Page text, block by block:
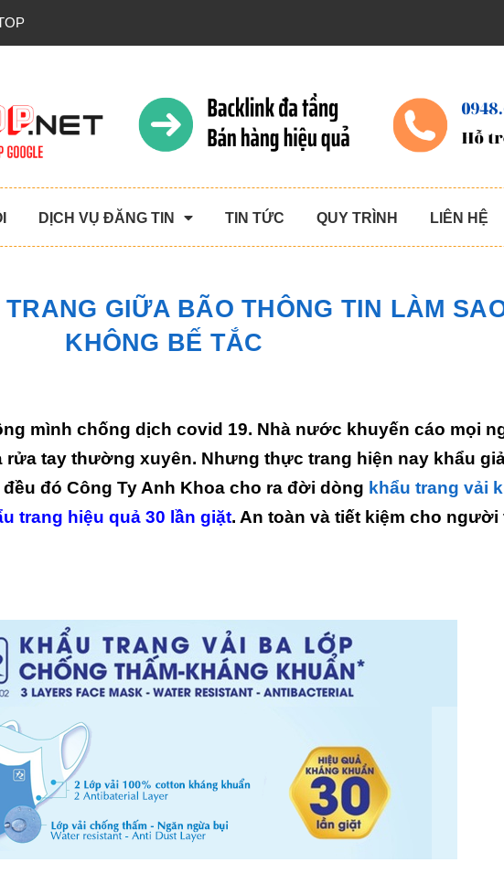
DỊCH VỤ ĐĂNG TIN TIN TỨC QUY TRÌNH LIÊN HỆ
GIỮA BÃO THÔNG TIN LÀM
KHÔNG BẾ TẮC
mình chống dịch covid 19. Nhà nước khuyến cáo mọi
rửa tay thường xuyên. Nhưng thực trang hiện nay khẩu
đó Công Ty Anh Khoa cho ra đời dòng khẩu trang vải
trang hiệu quả 30 lần giặt. An toàn và tiết kiệm cho người